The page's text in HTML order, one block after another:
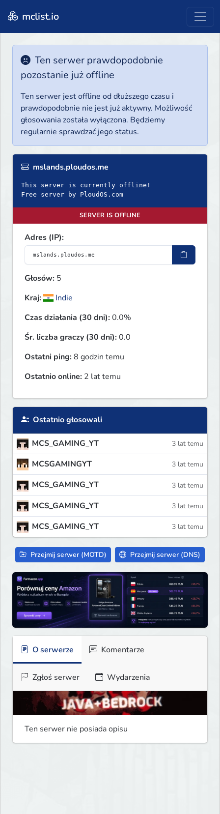
mclist.io
Ten serwer prawdopodobnie
pozostanie już offline
Ten serwer jest offline od dłuższego czasu i
prawdopodobnie nie jest już aktywny. Możliwość
głosowania została wyłączona. Będziemy
regularnie sprawdzać jego status.
mslands.ploudos.me
This server is currently offline!
Free server by PloudOS.com
SERVER IS OFFLINE
Adres (IP):
Głosów: 5
Kraj:
Indie
Czas działania (30 dni):0.0%
Śr. liczba graczy (30 dni):0.0
Ostatni ping:8 godzin temu
Ostatnio online: 2 lat temu
Ostatnio głosowali
MCS_GAMING_YT 3 lat temu
MCSGAMINGYT 3 lat temu
MCS_GAMING_YT 3 lat temu
MCS_GAMING_YT 3 lat temu
MCS_GAMING_YT 3 lat temu
Przejmij serwer (MOTD) Przejmij serwer (DNS)
O serwerze Komentarze
Zgłoś serwer Wydarzenia
Ten serwer nie posiada opisu